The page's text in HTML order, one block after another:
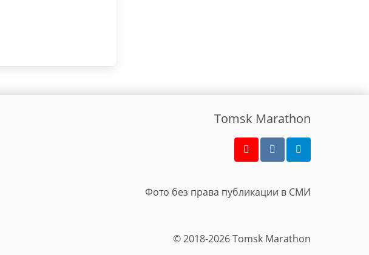
Tomsk Marathon
Фото без права публикации в СМИ
© 2018-2026 Tomsk Marathon